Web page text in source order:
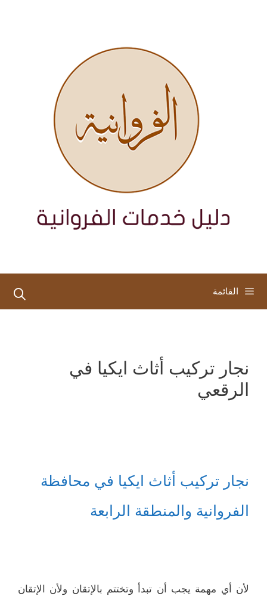
القائمة
نجار تركيب أثاث ايكيا في
الرقعي
نجار تركيب أثاث ايكيا في محافظة
الفروانية والمنطقة الرابعة
لأن أي مهمة يجب أن تبدأ وتختتم بالإتقان ولأن الإتقان